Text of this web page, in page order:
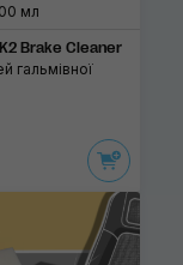
мл
Brake Cleaner
гальмівної